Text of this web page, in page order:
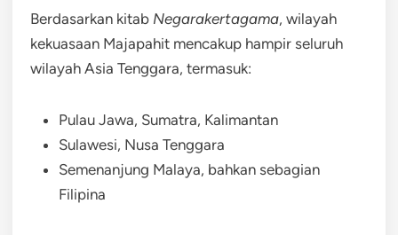
Berdasarkan kitab Negarakertagama, wilayah
kekuasaan Majapahit mencakup hampir seluruh
wilayah Asia Tenggara, termasuk:
Pulau Jawa, Sumatra, Kalimantan
Sulawesi, Nusa Tenggara
Semenanjung Malaya, bahkan sebagian
Filipina